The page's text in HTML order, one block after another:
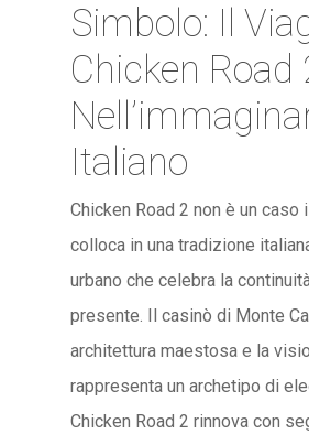
Simbolo: Il
Chicken Road
Italiano
Chicken Road 2 non è un caso
colloca in una tradizione
urbano che celebra la
presente. Il casinò di Monte
architettura maestosa e la
rappresenta un archetipo di
Chicken Road 2 rinnova con